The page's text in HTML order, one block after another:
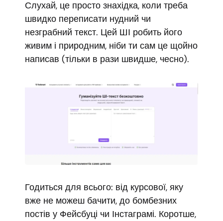
Слухай, це просто знахідка, коли треба
швидко переписати нудний чи
незграбний текст. Цей ШІ робить його
живим і природним, ніби ти сам це щойно
написав (тільки в рази швидше, чесно).
Годиться для всього: від курсової, яку
вже не можеш бачити, до бомбезних
постів у Фейсбуці чи Інстаграмі. Коротше,